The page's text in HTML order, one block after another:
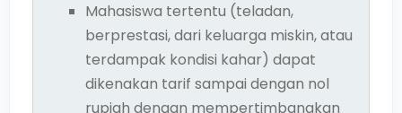
Mahasiswa tertentu (teladan,
berprestasi, dari keluarga miskin, atau
terdampak kondisi kahar) dapat
dikenakan tarif sampai dengan nol
rupiah dengan mempertimbangkan